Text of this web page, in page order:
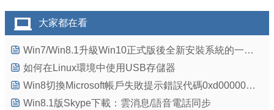
大家都在看
Win7/Win8.1升級Win10正式版後全新安裝系統的一些注意事項
如何在Linux環境中使用USB存儲器
Win8切換Microsoft帳戶失敗提示錯誤代碼0xd00000bb怎麼辦?
Win8.1版Skype下載：雲消息/語音電話同步